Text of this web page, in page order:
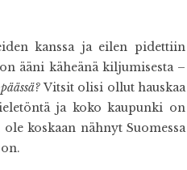
kanssa ja eilen pidettiin
ääni käheänä kiljumisesta –
Vitsit olisi ollut hauskaa
ja koko kaupunki on
koskaan nähnyt Suomessa